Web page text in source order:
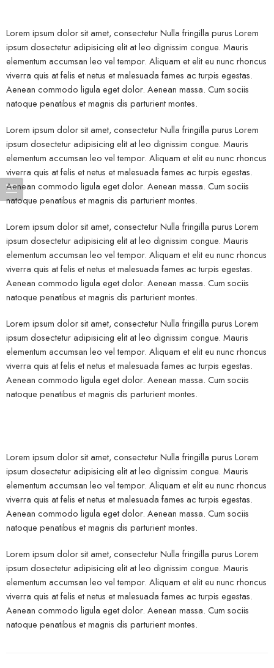
Lorem ipsum dolor sit amet, consectetur Nulla fringilla purus Lorem
ipsum dosectetur adipisicing elit at leo dignissim congue. Mauris
elementum accumsan leo vel tempor. Aliquam et elit eu nunc rhoncus
viverra quis at felis et netus et malesuada fames ac turpis egestas.
Aenean commodo ligula eget dolor. Aenean massa. Cum sociis
natoque penatibus et magnis dis parturient montes.
Lorem ipsum dolor sit amet, consectetur Nulla fringilla purus Lorem
ipsum dosectetur adipisicing elit at leo dignissim congue. Mauris
elementum accumsan leo vel tempor. Aliquam et elit eu nunc rhoncus
viverra quis at felis et netus et malesuada fames ac turpis egestas.
Aenean commodo ligula eget dolor. Aenean massa. Cum sociis
natoque penatibus et magnis dis parturient montes.
Lorem ipsum dolor sit amet, consectetur Nulla fringilla purus Lorem
ipsum dosectetur adipisicing elit at leo dignissim congue. Mauris
elementum accumsan leo vel tempor. Aliquam et elit eu nunc rhoncus
viverra quis at felis et netus et malesuada fames ac turpis egestas.
Aenean commodo ligula eget dolor. Aenean massa. Cum sociis
natoque penatibus et magnis dis parturient montes.
Lorem ipsum dolor sit amet, consectetur Nulla fringilla purus Lorem
ipsum dosectetur adipisicing elit at leo dignissim congue. Mauris
elementum accumsan leo vel tempor. Aliquam et elit eu nunc rhoncus
viverra quis at felis et netus et malesuada fames ac turpis egestas.
Aenean commodo ligula eget dolor. Aenean massa. Cum sociis
natoque penatibus et magnis dis parturient montes.
Lorem ipsum dolor sit amet, consectetur Nulla fringilla purus Lorem
ipsum dosectetur adipisicing elit at leo dignissim congue. Mauris
elementum accumsan leo vel tempor. Aliquam et elit eu nunc rhoncus
viverra quis at felis et netus et malesuada fames ac turpis egestas.
Aenean commodo ligula eget dolor. Aenean massa. Cum sociis
natoque penatibus et magnis dis parturient montes.
Lorem ipsum dolor sit amet, consectetur Nulla fringilla purus Lorem
ipsum dosectetur adipisicing elit at leo dignissim congue. Mauris
elementum accumsan leo vel tempor. Aliquam et elit eu nunc rhoncus
viverra quis at felis et netus et malesuada fames ac turpis egestas.
Aenean commodo ligula eget dolor. Aenean massa. Cum sociis
natoque penatibus et magnis dis parturient montes.